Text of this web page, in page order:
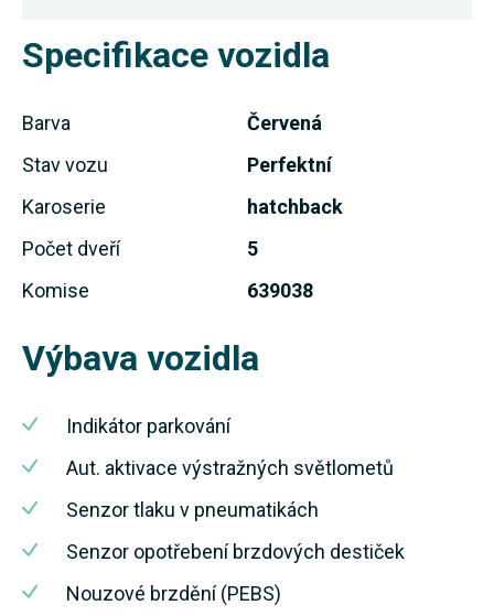
Specifikace vozidla
Barva
Červená
Stav vozu
Perfektní
Karoserie
hatchback
Počet dveří
5
Komise
639038
Výbava vozidla
Indikátor parkování
Aut. aktivace výstražných světlometů
Senzor tlaku v pneumatikách
Senzor opotřebení brzdových destiček
Nouzové brzdění (PEBS)